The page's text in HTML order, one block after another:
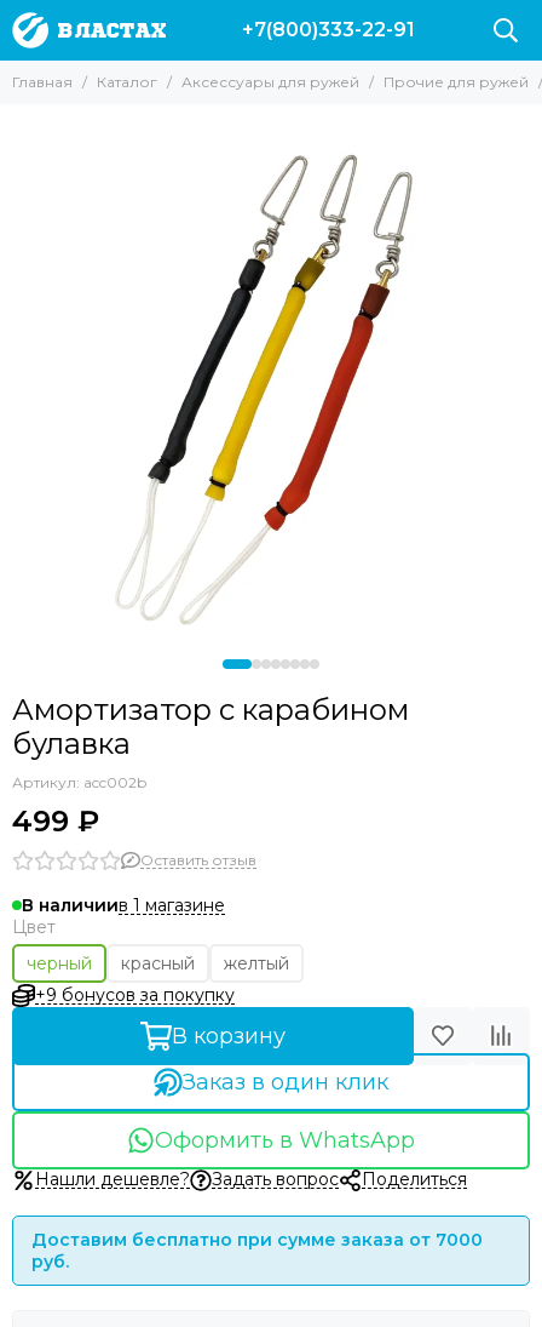
Аксессуары для ружей
Запасные части и аксессуары для ружей Пеленгас
Аксессуары для арбалетов
+7(800)333-22-91
Главная Каталог Аксессуары для ружей Прочие для ружей
Амортизатор с карабином
булавка
Артикул: acc002b
499 ₽
Оставить отзыв
В наличиив 1 магазине
Цвет
черный
красный
желтый
+9 бонусов за покупку
В корзину
Заказ в один клик
Оформить в WhatsApp
Нашли дешевле? Задать вопрос Поделиться
Доставим бесплатно при сумме заказа от 7000
руб.